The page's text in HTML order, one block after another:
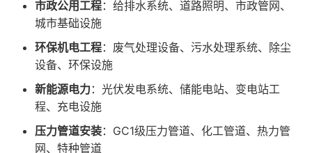
市政公用工程：给排水系统、道路照明、市政管网、
城市基础设施
环保机电工程：废气处理设备、污水处理系统、除尘
设备、环保设施
新能源电力：光伏发电系统、储能电站、变电站工
程、充电设施
压力管道安装：GC1级压力管道、化工管道、热力管
网、特种管道